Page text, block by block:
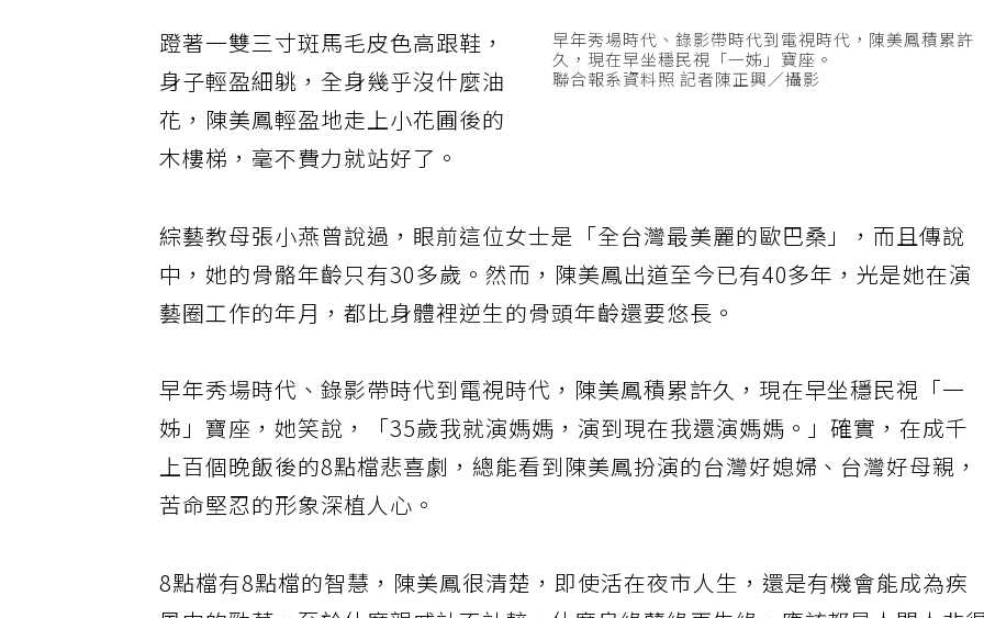
蹬著一雙三寸斑馬毛皮色高跟鞋，
身子輕盈細䠷，全身幾乎沒什麼油
花，陳美鳳輕盈地走上小花圃後的
木樓梯，毫不費力就站好了。
綜藝教母張小燕曾說過，眼前這位
女士是「全台灣最美麗的歐巴
桑」，而且傳說中，她的骨骼年齡
今已有40多年，光是她在演藝圈工
作的年月，都比身體裡逆生的骨頭
年齡還要悠長。
時代，陳美鳳積累許久，現在早坐